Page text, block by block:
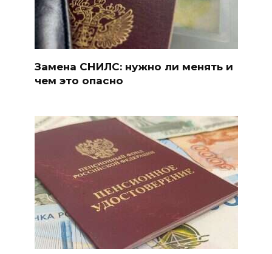
Замена СНИЛС: нужно ли менять и
чем это опасно